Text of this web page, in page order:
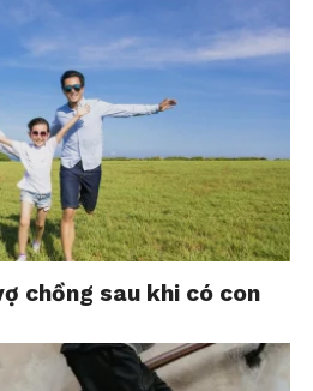
chồng sau khi có con